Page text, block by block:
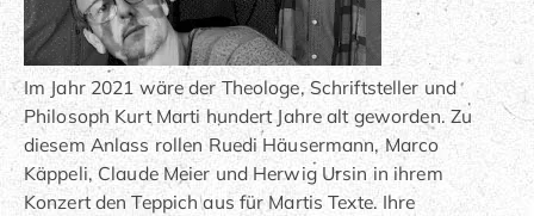
Im Jahr 2021 wäre der Theologe, Schriftsteller und
Philosoph Kurt Marti hundert Jahre alt geworden. Zu
diesem Anlass rollen Ruedi Häusermann, Marco
Käppeli, Claude Meier und Herwig Ursin in ihrem
Konzert den Teppich aus für Martis Texte. Ihre